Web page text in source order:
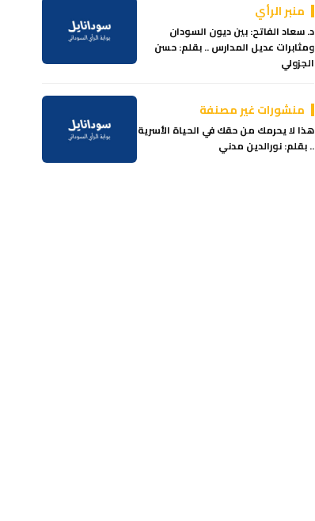
منبر الرأي
د. سعاد الفاتح: بين ديون السودان
ومثابرات عديل المدارس .. بقلم: حسن
الجزولي
منشورات غير مصنفة
هذا لا يحرمك من حقك في الحياة الأسرية
.. بقلم: نورالدين مدني